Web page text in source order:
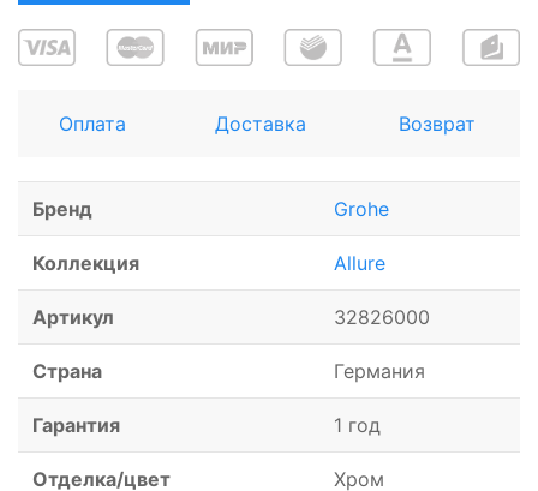
Оплата Доставка Возврат
Бренд Grohe
Коллекция Allure
Артикул 32826000
Страна Германия
Гарантия 1 год
Отделка/цвет Хром